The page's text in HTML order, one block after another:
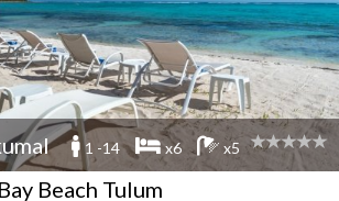
1 -14 x6 x5
Beach Tulum